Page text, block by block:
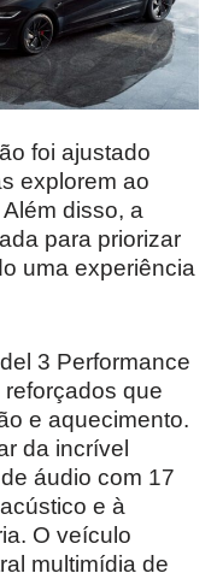
foi ajustado
explorem ao
disso, a
para priorizar
uma experiência
3 Performance
que
e aquecimento.
da incrível
áudio com 17
e à
O veículo
multimídia de